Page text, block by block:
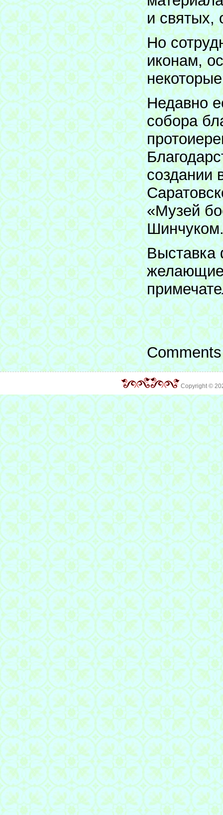
и святых,
Но
иконам,
Недавно
собора
создании
«Музей
Выставка
желающие
Copyright ©